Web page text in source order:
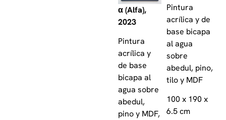
α (Alfa),
2023
Pintura
acrílica y
de base
bicapa al
agua sobre
abedul,
pino y MDF,
Pintura
acrílica y de
base bicapa
al agua
sobre
abedul, pino,
tilo y MDF
100 x 190 x
6.5 cm